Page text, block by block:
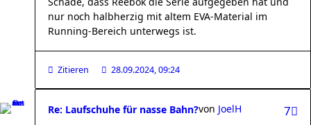
nur noch halbherzig mit altem EVA-Material im
Running-Bereich unterwegs ist.
Zitieren 28.09.2024, 09:24
Re: Laufschuhe für nasse Bahn? 7
von JoelH